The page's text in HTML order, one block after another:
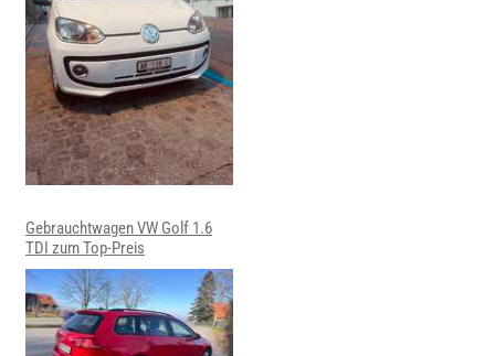
Gebrauchtwagen VW Golf 1.6
TDI zum Top-Preis